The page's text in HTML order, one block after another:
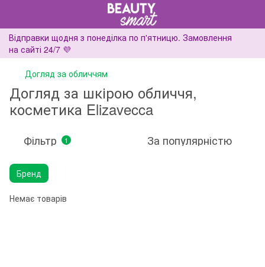
Відправки щодня з понеділка по п'ятницю. Замовлення
на сайті 24/7 💜
Догляд за обличчям
Догляд за шкірою обличчя,
косметика Elizavecca
Фільтр 1 За популярністю
Бренд
Немає товарів